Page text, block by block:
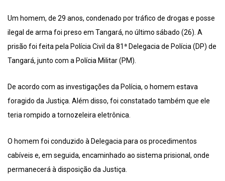
Um homem, de 29 anos, condenado por tráfico de drogas e posse
ilegal de arma foi preso em Tangará, no último sábado (26). A
prisão foi feita pela Polícia Civil da 81ª Delegacia de Polícia (DP) de
Tangará, junto com a Polícia Militar (PM).
De acordo com as investigações da Polícia, o homem estava
foragido da Justiça. Além disso, foi constatado também que ele
teria rompido a tornozeleira eletrônica.
O homem foi conduzido à Delegacia para os procedimentos
cabíveis e, em seguida, encaminhado ao sistema prisional, onde
permanecerá à disposição da Justiça.